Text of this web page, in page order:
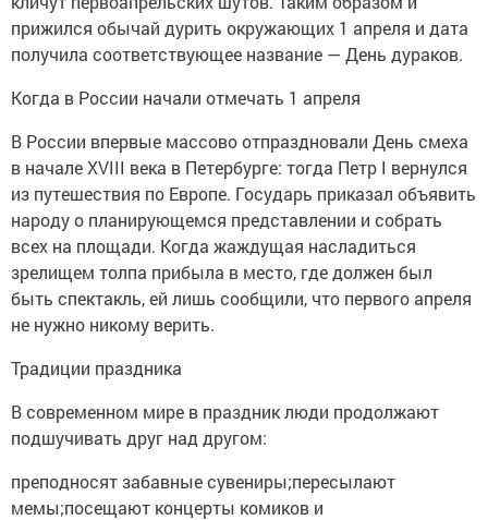
прижился обычай дурить окружающих 1 апреля и дата
получила соответствующее название — День дураков.
Когда в России начали отмечать 1 апреля
В России впервые массово отпраздновали День смеха
в начале XVIII века в Петербурге: тогда Петр I вернулся
из путешествия по Европе. Государь приказал объявить
народу о планирующемся представлении и собрать
всех на площади. Когда жаждущая насладиться
зрелищем толпа прибыла в место, где должен был
быть спектакль, ей лишь сообщили, что первого апреля
не нужно никому верить.
Традиции праздника
В современном мире в праздник люди продолжают
подшучивать друг над другом:
преподносят забавные сувениры;пересылают
мемы;посещают концерты комиков и